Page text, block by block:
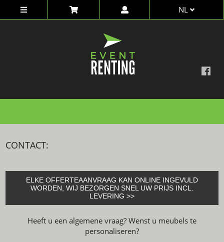
NL
CONTACT:
ELKE OFFERTEAANVRAAG KAN ONLINE INGEVULD
WORDEN, WIJ BEZORGEN SNEL UW PRIJS INCL.
LEVERING >>
Heeft u een algemene vraag? Wenst u meubels te
personaliseren?